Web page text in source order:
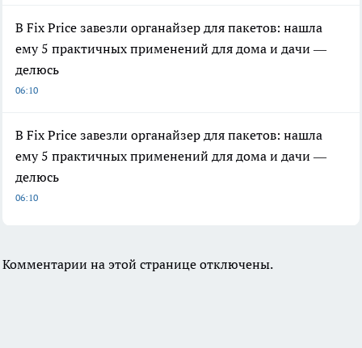
В Fix Price завезли органайзер для пакетов: нашла
ему 5 практичных применений для дома и дачи —
делюсь
06:10
В Fix Price завезли органайзер для пакетов: нашла
ему 5 практичных применений для дома и дачи —
делюсь
06:10
Комментарии на этой странице отключены.